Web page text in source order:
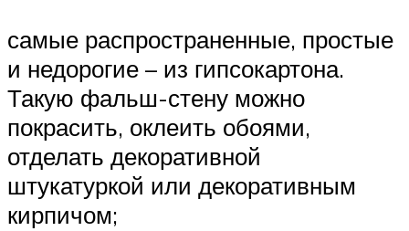
самые распространенные, простые
и недорогие – из гипсокартона.
Такую фальш-стену можно
покрасить, оклеить обоями,
отделать декоративной
штукатуркой или декоративным
кирпичом;